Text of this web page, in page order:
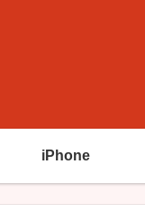
iPhone